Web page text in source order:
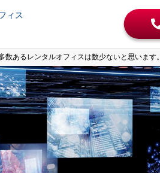
ィス
数あるレンタルオフィスは数少ないと思います。